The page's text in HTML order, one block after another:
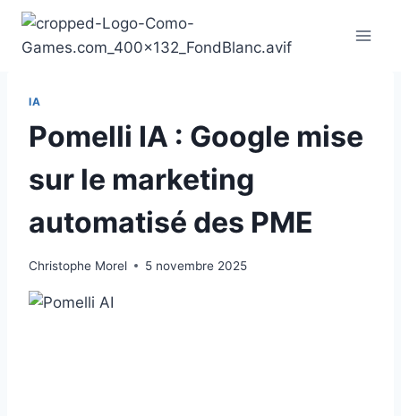
Aller
contenu
IA
Pomelli IA : Google mise
sur le marketing
automatisé des PME
Christophe Morel 5 novembre 2025